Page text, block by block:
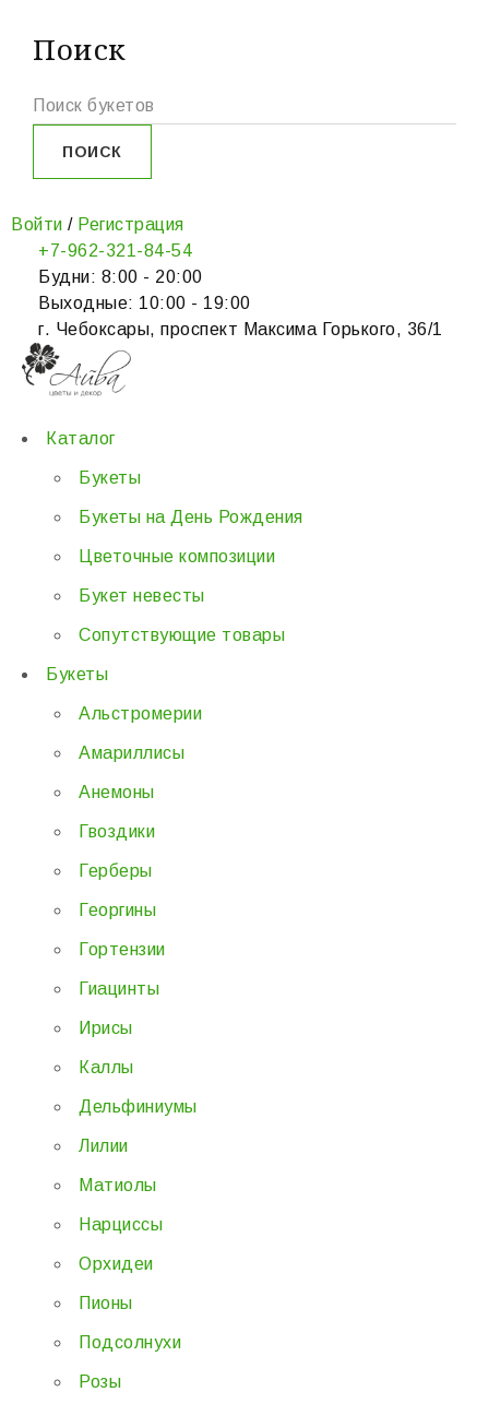
Поиск
Войти / Регистрация
+7-962-321-84-54
Будни: 8:00 - 20:00
Выходные: 10:00 - 19:00
г. Чебоксары, проспект Максима Горького, 36/1
Каталог
Букеты
Букеты на День Рождения
Цветочные композиции
Букет невесты
Сопутствующие товары
Букеты
Альстромерии
Амариллисы
Анемоны
Гвоздики
Герберы
Георгины
Гортензии
Гиацинты
Ирисы
Каллы
Дельфиниумы
Лилии
Матиолы
Нарциссы
Орхидеи
Пионы
Подсолнухи
Розы